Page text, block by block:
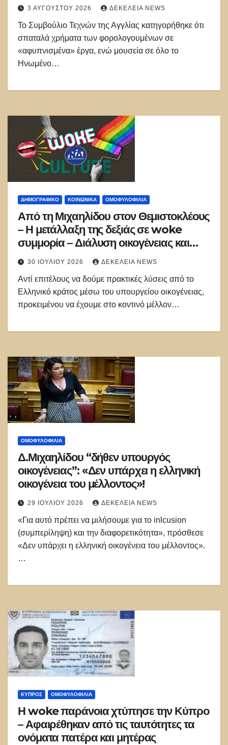
3 ΑΥΓΟΎΣΤΟΥ 2026 ΔΕΚΈΛΕΙΑ NEWS
Το Συμβούλιο Τεχνών της Αγγλίας κατηγορήθηκε ότι
σπαταλά χρήματα των φορολογουμένων σε
«αφυπνισμένα» έργα, ενώ μουσεία σε όλο το
Ηνωμένο…
ΔΗΜΟΓΡΑΦΙΚΌ ΚΟΙΝΩΝΙΚΑ ΟΜΟΦΥΛΟΦΙΛΊΑ
Από τη Μιχαηλίδου στον Θεμιστοκλέους
– Η μετάλλαξη της δεξιάς σε woke
συμμορία – Διάλυση οικογένειας και
εμβόλια θανάτου
30 ΙΟΥΛΊΟΥ 2026 ΔΕΚΈΛΕΙΑ NEWS
Αντί επιτέλους να δούμε πρακτικές λύσεις από το
Ελληνικό κράτος μέσω του υπουργείου οικογένειας,
προκειμένου να έχουμε στο κοντινό μέλλον…
ΟΜΟΦΥΛΟΦΙΛΊΑ
Δ.Μιχαηλίδου “δήθεν υπουργός
οικογένειας”: «Δεν υπάρχει η ελληνική
οικογένεια του μέλλοντος»!
29 ΙΟΥΛΊΟΥ 2026 ΔΕΚΈΛΕΙΑ NEWS
«Για αυτό πρέπει να μιλήσουμε για το inlcusion
(συμπερίληψη) και την διαφορετικότητα», πρόσθεσε
«Δεν υπάρχει η ελληνική οικογένεια του μέλλοντος».
…
ΚΎΠΡΟΣ ΟΜΟΦΥΛΟΦΙΛΊΑ
Η woke παράνοια χτύπησε την Κύπρο
– Αφαιρέθηκαν από τις ταυτότητες τα
ονόματα πατέρα και μητέρας